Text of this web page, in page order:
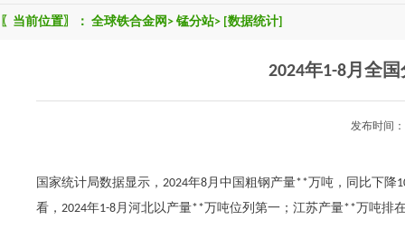
〖当前位置〗： 全球铁合金网 > 锰分站> [数据统计]
2024年1-8月全
发布时间
国家统计局数据显示，2024年8月中国粗钢产量**万吨，同比下
看，2024年1-8月河北以产量**万吨位列第一；江苏产量**万吨排